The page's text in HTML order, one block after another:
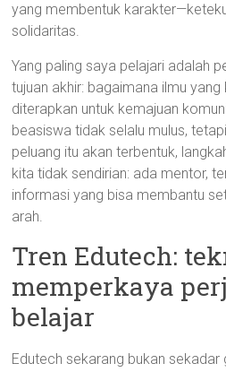
yang membentuk
solidaritas.
Yang paling saya pelajari adalah
tujuan akhir: bagaimana ilmu
diterapkan untuk kemajuan
beasiswa tidak selalu mulus,
peluang itu akan terbentuk,
kita tidak sendirian: ada mentor,
informasi yang bisa membantu
arah.
Tren Edutech:
memperkaya
belajar
Edutech sekarang bukan